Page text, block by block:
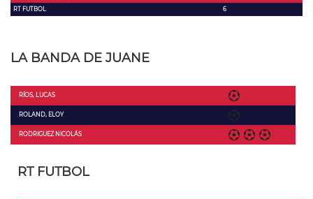
RT FUTBOL
6
LA BANDA DE JUANE
RÍOS, LUCAS
ROLAND, ELOY
RODRIGUEZ NICOLÁS
RT FUTBOL